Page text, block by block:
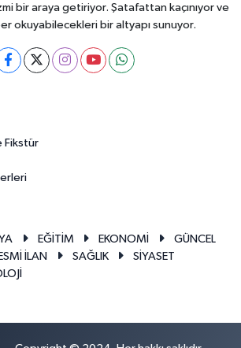
bir araya getiriyor. Şatafattan kaçınıyor ve
okuyabilecekleri bir altyapı sunuyor.
Fikstür
EĞİTİM EKONOMİ
GÜNCEL
İLAN SAĞLIK
SİYASET